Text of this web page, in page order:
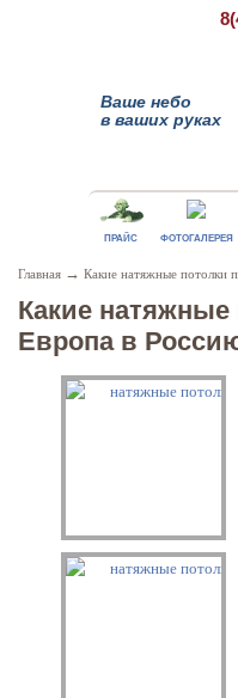
Ваше небо
в ваших руках
ПРАЙС ФОТОГАЛЕРЕЯ
Главная → Какие натяжные потолки
Какие натяжные
Европа в